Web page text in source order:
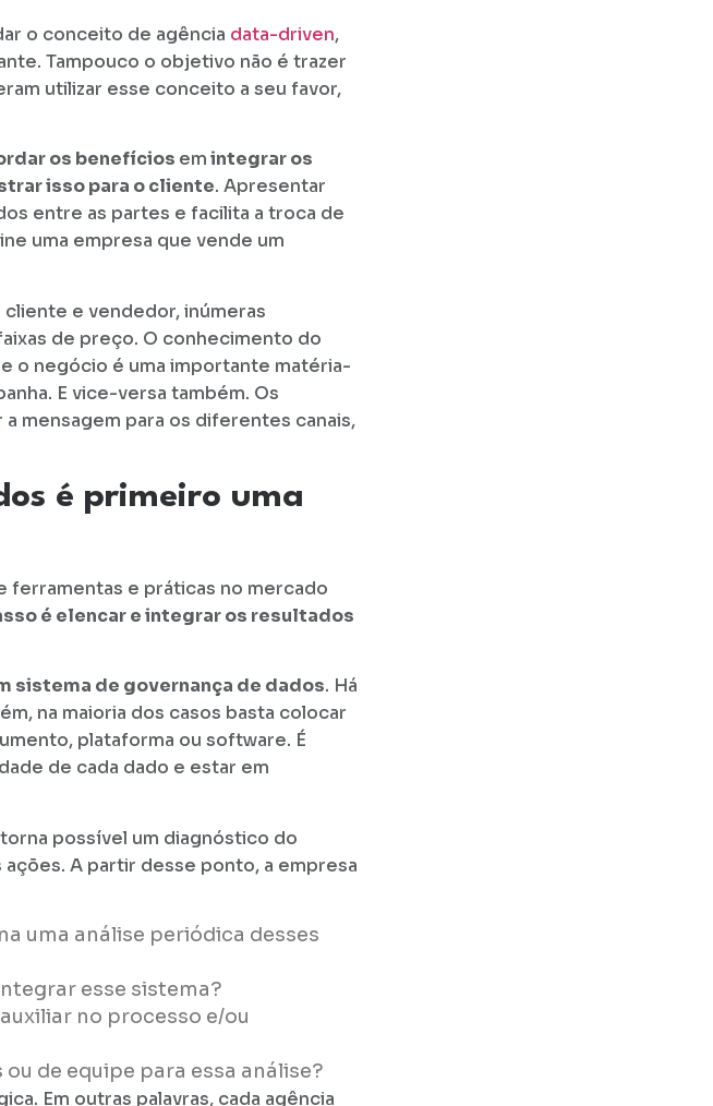
o conceito de agência data-driven,
Tampouco o objetivo não é trazer
utilizar esse conceito a seu favor,
os benefícios emintegrar os
isso para o cliente. Apresentar
entre as partes e facilita a troca de
uma empresa que vende um
e vendedor, inúmeras
de preço. O conhecimento do
o negócio é uma importante matéria-
E vice-versa também. Os
mensagem para os diferentes canais,
é primeiro uma
ferramentas e práticas no mercado
é elencar e integrar os resultados
sistema de governança de dados. Há
na maioria dos casos basta colocar
plataforma ou software. É
de cada dado e estar em
torna possível um diagnóstico do
A partir desse ponto, a empresa
uma análise periódica desses
esse sistema?
no processo e/ou
de equipe para essa análise?
Em outras palavras, cada agência